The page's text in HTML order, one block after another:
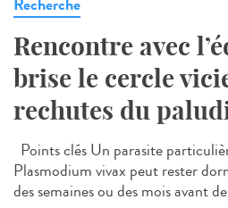
Recherche
Rencontre avec
brise le cercle
rechutes du
Points clés Un parasite
Plasmodium vivax peut rester
des semaines ou des mois avant